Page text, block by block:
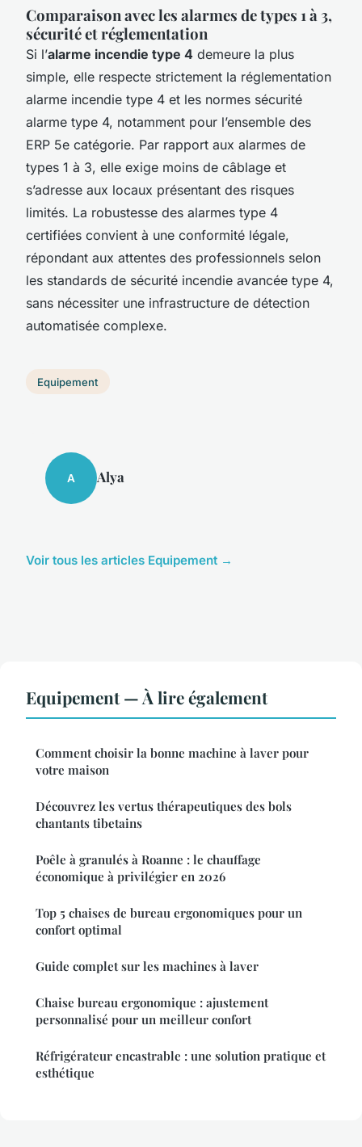
Comparaison avec les alarmes de types 1 à 3,
sécurité et réglementation
Si l’alarme incendie type 4 demeure la plus
simple, elle respecte strictement la réglementation
alarme incendie type 4 et les normes sécurité
alarme type 4, notamment pour l’ensemble des
ERP 5e catégorie. Par rapport aux alarmes de
types 1 à 3, elle exige moins de câblage et
s’adresse aux locaux présentant des risques
limités. La robustesse des alarmes type 4
certifiées convient à une conformité légale,
répondant aux attentes des professionnels selon
les standards de sécurité incendie avancée type 4,
sans nécessiter une infrastructure de détection
automatisée complexe.
Equipement
A Alya
Voir tous les articles Equipement →
Equipement — À lire également
Comment choisir la bonne machine à laver pour
votre maison
Découvrez les vertus thérapeutiques des bols
chantants tibetains
Poêle à granulés à Roanne : le chauffage
économique à privilégier en 2026
Top 5 chaises de bureau ergonomiques pour un
confort optimal
Guide complet sur les machines à laver
Chaise bureau ergonomique : ajustement
personnalisé pour un meilleur confort
Réfrigérateur encastrable : une solution pratique et
esthétique